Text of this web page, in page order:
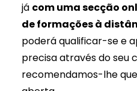
já com uma secção
de formações à
poderá qualificar-se e
precisa através do seu
recomendamos-lhe